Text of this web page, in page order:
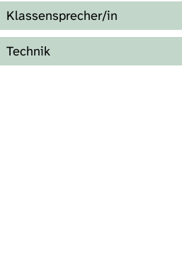
Klassensprecher/in
Technik